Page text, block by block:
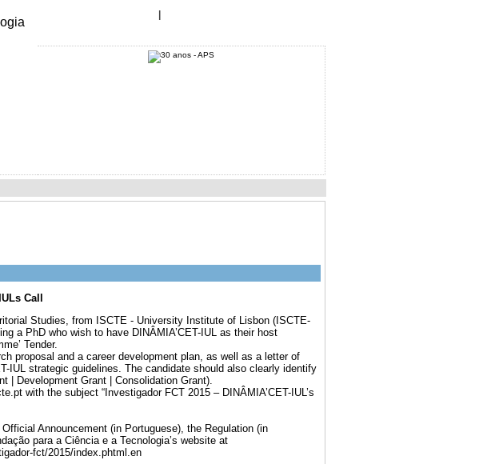
Call
Studies, from ISCTE - University Institute of Lisbon (ISCTE-
a PhD who wish to have DINÂMIA’CET-IUL as their host
Tender.
proposal and a career development plan, as well as a letter of
IUL strategic guidelines. The candidate should also clearly identify
| Development Grant | Consolidation Grant).
with the subject “Investigador FCT 2015 – DINÂMIA’CET-IUL’s
Announcement (in Portuguese), the Regulation (in
para a Ciência e a Tecnologia’s website at
fct/2015/index.phtml.en